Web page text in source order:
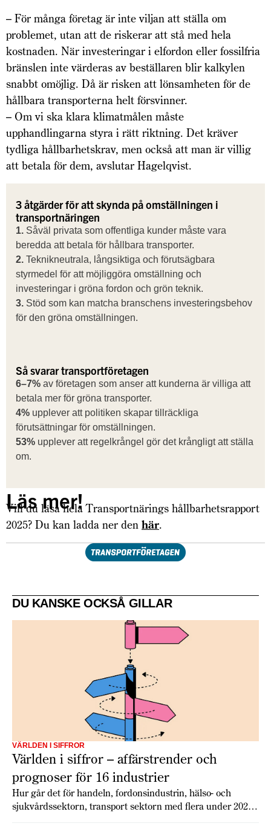
– För många företag är inte viljan att ställa om
problemet, utan att de riskerar att stå med hela
kostnaden. När investeringar i elfordon eller fossilfria
bränslen inte värderas av beställaren blir kalkylen
snabbt omöjlig. Då är risken att lönsamheten för de
hållbara transporterna helt försvinner.
– Om vi ska klara klimatmålen måste
upphandlingarna styra i rätt riktning. Det kräver
tydliga hållbarhetskrav, men också att man är villig
att betala för dem, avslutar Hagelqvist.
3 åtgärder för att skynda på omställningen i
transportnäringen
1. Såväl privata som offentliga kunder måste vara
beredda att betala för hållbara transporter.
2. Teknikneutrala, långsiktiga och förutsägbara
styrmedel för att möjliggöra omställning och
investeringar i gröna fordon och grön teknik.
3. Stöd som kan matcha branschens investeringsbehov
för den gröna omställningen.
Så svarar transportföretagen
6–7% av företagen som anser att kunderna är villiga att
betala mer för gröna transporter.
4% upplever att politiken skapar tillräckliga
förutsättningar för omställningen.
53% upplever att regelkrångel gör det krångligt att ställa
om.
Läs mer!
Vill du läsa hela Transportnärings hållbarhetsrapport
2025? Du kan ladda ner den här.
DU KANSKE OCKSÅ GILLAR
VÄRLDEN I SIFFROR
Världen i siffror – affärstrender och
prognoser för 16 industrier
Hur går det för handeln, fordonsindustrin, hälso- och
sjukvårdssektorn, transport sektorn med flera under 2026?